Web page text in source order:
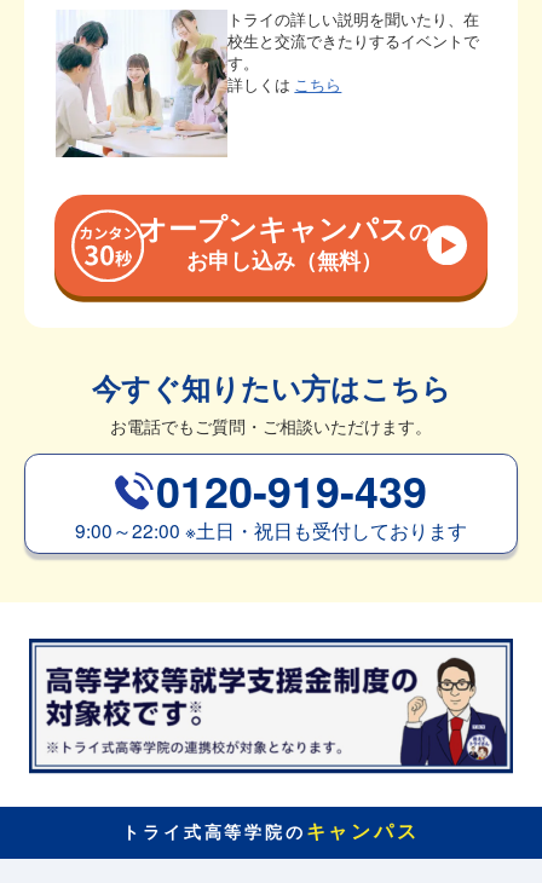
トライの詳しい説明を聞いたり、在
校生と交流できたりするイベントで
す。
詳しくは こちら
オープンキャンパスの
お申し込み（無料）
今すぐ知りたい方はこちら
お電話でもご質問・ご相談いただけます。
0120-919-439
9:00～22:00 ※土日・祝日も受付しております
トライ式高等学院の キャンパス